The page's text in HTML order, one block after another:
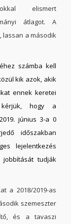
elismert
átlagot. A
lassan a második
számba kell
kik azok, akik
ennek keretei
hogy a
június 3-a 0
időszakban
lejelentkezés
tudják
a 2018/2019-as
szemeszter
és a tavaszi